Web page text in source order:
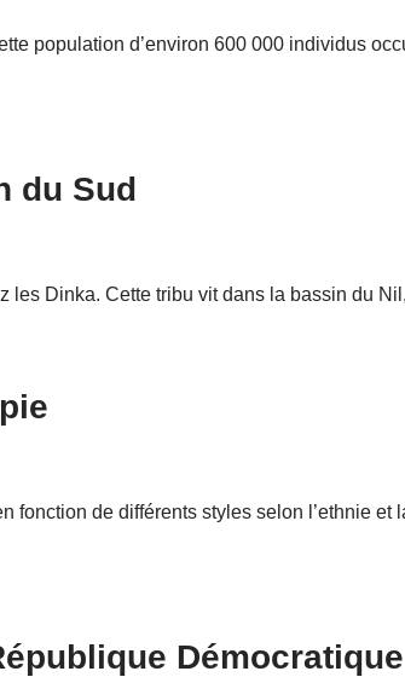
population d’environ 600 000 individus
du Sud
les Dinka. Cette tribu vit dans la bassin du
fonction de différents styles selon l’ethnie